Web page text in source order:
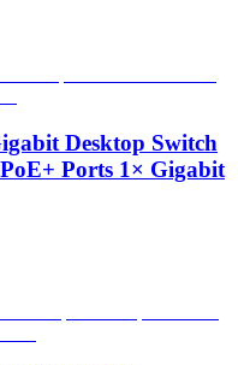
Desktop Switch
Ports 1× Gigabit